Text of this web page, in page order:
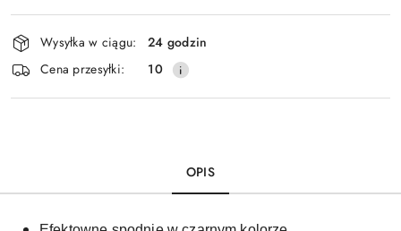
Dostępność
i
dostawa
Wysyłka w ciągu:
24 godzin
Cena przesyłki:
10
OPIS